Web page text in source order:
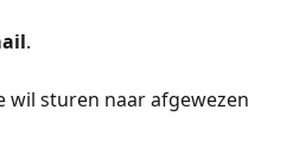
.
wil sturen naar afgewezen